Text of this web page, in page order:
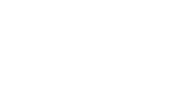
Gib den